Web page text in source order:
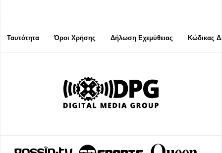
Ταυτότητα Όροι Χρήσης Δήλωση Εχεμύθειας Κώδικας